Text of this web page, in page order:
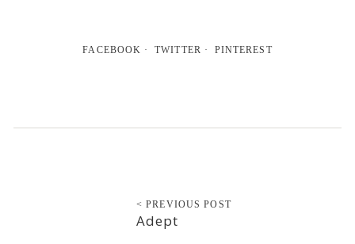
FACEBOOK TWITTER PINTEREST
< PREVIOUS POST
Adept